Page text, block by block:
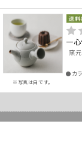
※写真は白です。
一
窯
●カ